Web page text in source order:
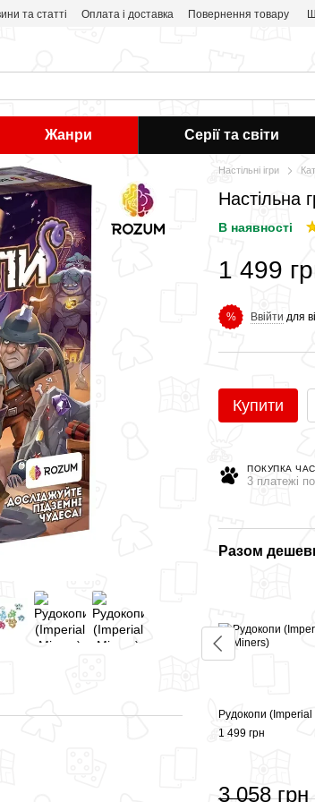
та статті Оплата і доставка Повернення товару
Жанри Серії та світи
Настільні ігри
Настільна
В наявності
1 499
% Ввійти для
Купити
ПОКУПКА
3 платежі
Разом
Рудокопи
1 499 грн
3 058 грн